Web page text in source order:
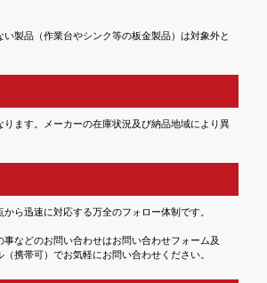
製品（作業台やシンク等の板金製品）は対象外と
ります。メーカーの在庫状況及び納品地域により異
ら迅速に対応する万全のフォロー体制です。
事などのお問い合わせはお問い合わせフォーム及
携帯可）でお気軽にお問い合わせください。